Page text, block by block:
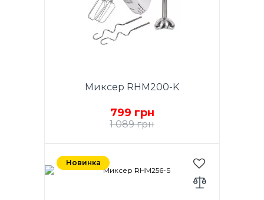
Вращающаяся чаша из
пластика 2 л. Цвет: белый.
Гарантия - 1 год.
Миксер RHM200-K
799 грн
1 089 грн
Нога БЛЕНДЕР из
нержавеющей стали.
Новинка